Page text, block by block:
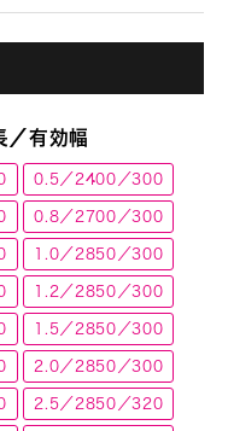
有効幅
0.5／2400／300
0.8／2700／300
1.0／2850／300
1.2／2850／300
1.5／2850／300
2.0／2850／300
2.5／2850／320